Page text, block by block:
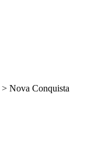
> Nova Conquista